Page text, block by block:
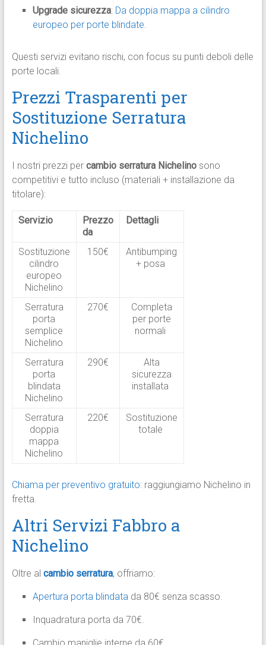
Upgrade sicurezza: Da doppia mappa a cilindro
europeo per porte blindate.​
Questi servizi evitano rischi, con focus su punti deboli delle
porte locali.​
Prezzi Trasparenti per
Sostituzione Serratura
Nichelino
I nostri prezzi per cambio serratura Nichelinosono
competitivi e tutto incluso (materiali + installazione da
titolare):
Servizio
Prezzo
da
Dettagli
Sostituzione
cilindro
europeo
Nichelino
150€
Antibumping
+ posa ​
Serratura
porta
semplice
Nichelino
270€
Completa
per porte
normali ​
Serratura
porta
blindata
Nichelino
290€
Alta
sicurezza
installata ​
Serratura
doppia
mappa
Nichelino
220€
Sostituzione
totale ​
Chiama per preventivo gratuito: raggiungiamo Nichelino in
fretta.​
Altri Servizi Fabbro a
Nichelino
Oltre al cambio serratura, offriamo:
Apertura porta blindatada 80€ senza scasso.
Inquadratura porta da 70€.